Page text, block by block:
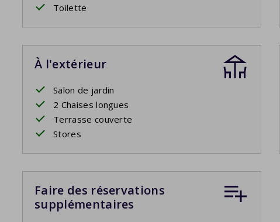
Toilette
À l'extérieur
Salon de jardin
2 Chaises longues
Terrasse couverte
Stores
Faire des réservations
supplémentaires